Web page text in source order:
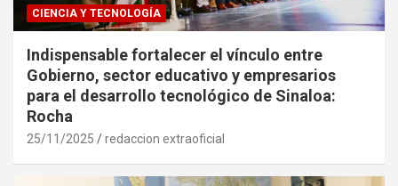
CIENCIA Y TECNOLOGÍA
Indispensable fortalecer el vínculo entre
Gobierno, sector educativo y empresarios
para el desarrollo tecnológico de Sinaloa:
Rocha
25/11/2025 redaccion extraoficial